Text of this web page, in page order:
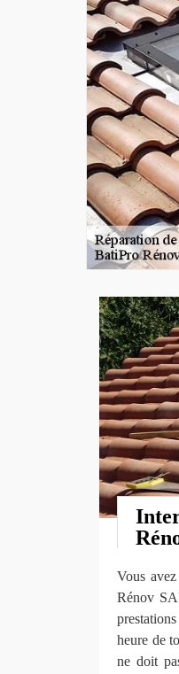
Vous
Rénov
heure de
ne doit